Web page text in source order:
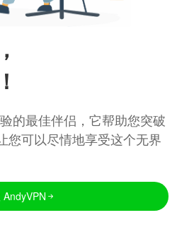
的最佳伴侣，它帮助您突破
您可以尽情地享受这个无界
AndyVPN